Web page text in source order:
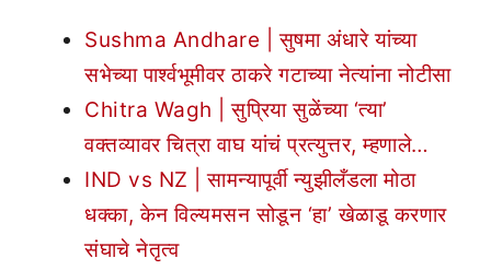
Sushma Andhare | सुषमा अंधारे यांच्या
सभेच्या पार्श्वभूमीवर ठाकरे गटाच्या नेत्यांना नोटीसा
Chitra Wagh | सुप्रिया सुळेंच्या ‘त्या’
वक्तव्यावर चित्रा वाघ यांचं प्रत्युत्तर, म्हणाले…
IND vs NZ | सामन्यापूर्वी न्युझीलँडला मोठा
धक्का, केन विल्यमसन सोडून ‘हा’ खेळाडू करणार
संघाचे नेतृत्व